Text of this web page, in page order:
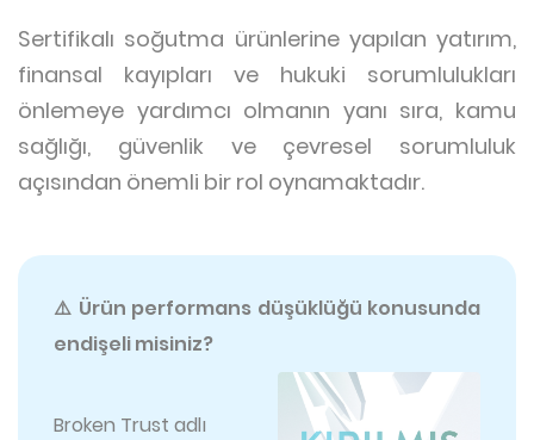
Sertifikalı soğutma ürünlerine yapılan yatırım,
finansal kayıpları ve hukuki sorumlulukları
önlemeye yardımcı olmanın yanı sıra, kamu
sağlığı, güvenlik ve çevresel sorumluluk
açısından önemli bir rol oynamaktadır.
⚠️ Ürün performans düşüklüğü konusunda
endişeli misiniz?
Broken Trust adlı